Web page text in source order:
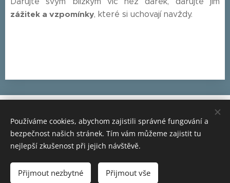
zážitek a vzpomínky, které si uchovají navždy.
© 2026Anna-Marie Jelínková
IČO: 23634596
Slavkov u Brna, Brno a celá ČR
Vytvořeno službouWebnode
Používáme cookies, abychom zajistili správné fungování a
bezpečnost našich stránek. Tím vám můžeme zajistit tu
nejlepší zkušenost při jejich návštěvě.
Přijmout nezbytné Přijmout vše